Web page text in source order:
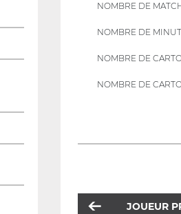
NOMBRE DE
NOMBRE DE
NOMBRE DE
NOMBRE DE
JOUEUR